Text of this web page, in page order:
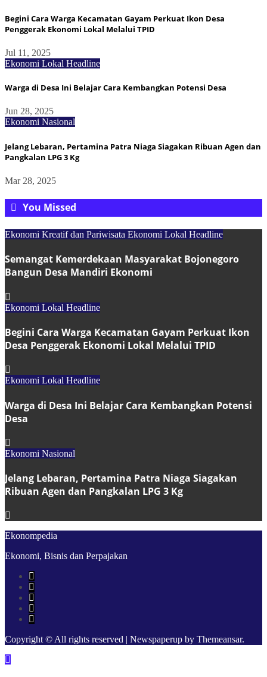
Begini Cara Warga Kecamatan Gayam Perkuat Ikon Desa
Penggerak Ekonomi Lokal Melalui TPID
Jul 11, 2025
Ekonomi Lokal Headline
Warga di Desa Ini Belajar Cara Kembangkan Potensi Desa
Jun 28, 2025
Ekonomi Nasional
Jelang Lebaran, Pertamina Patra Niaga Siagakan Ribuan Agen dan
Pangkalan LPG 3 Kg
Mar 28, 2025
You Missed
Ekonomi Kreatif dan Pariwisata Ekonomi Lokal Headline
Semangat Kemerdekaan Masyarakat Bojonegoro
Bangun Desa Mandiri Ekonomi
Ekonomi Lokal Headline
Begini Cara Warga Kecamatan Gayam Perkuat Ikon
Desa Penggerak Ekonomi Lokal Melalui TPID
Ekonomi Lokal Headline
Warga di Desa Ini Belajar Cara Kembangkan Potensi
Desa
Ekonomi Nasional
Jelang Lebaran, Pertamina Patra Niaga Siagakan
Ribuan Agen dan Pangkalan LPG 3 Kg
Ekonompedia
Ekonomi, Bisnis dan Perpajakan
Copyright © All rights reserved | Newspaperup by Themeansar.